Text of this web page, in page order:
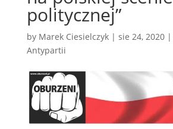
politycznej”
by Marek Ciesielczyk| sie 24, 2020|
Antypartii